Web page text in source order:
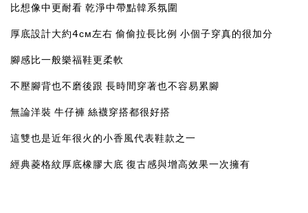
比想像中更耐看 乾淨中帶點韓系氛圍
厚底設計大約𝟦ᴄᴍ左右 偷偷拉長比例 小個子穿真的很加分
腳感比一般樂福鞋更柔軟
不壓腳背也不磨後跟 長時間穿著也不容易累腳
無論洋裝 牛仔褲 絲襪穿搭都很好搭
這雙也是近年很火的小香風代表鞋款之一
經典菱格紋厚底橡膠大底 復古感與增高效果一次擁有